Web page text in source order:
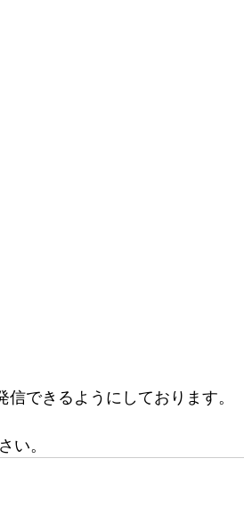
できるようにしております。
い。